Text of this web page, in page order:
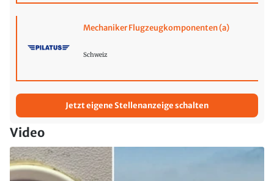
Mechaniker Flugzeugkomponenten (a)
Schweiz
Jetzt eigene Stellenanzeige schalten
Video